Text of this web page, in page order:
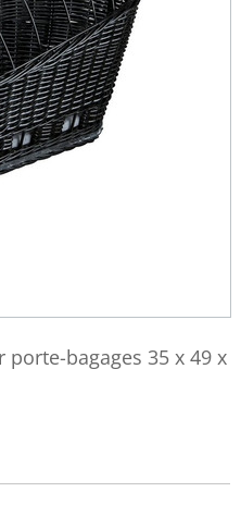
porte-bagages 35 x 49 x